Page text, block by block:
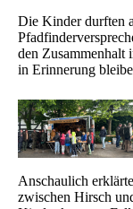
Die Kinder durften
den Zusammenhalt
in Erinnerung
Anschaulich
zwischen Hirsch